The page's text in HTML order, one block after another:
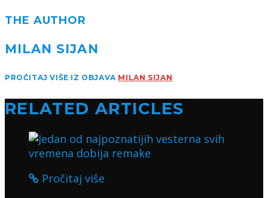
THE AUTHOR
MILAN SIJAN
PROČITAJ VIŠE IZ OBJAVA MILAN SIJAN
RELATED ARTICLES
Pročitaj više